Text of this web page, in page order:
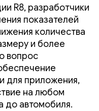
R8, разработчики
показателей
количества
и более
вопрос
для приложения,
на любом
до автомобиля.